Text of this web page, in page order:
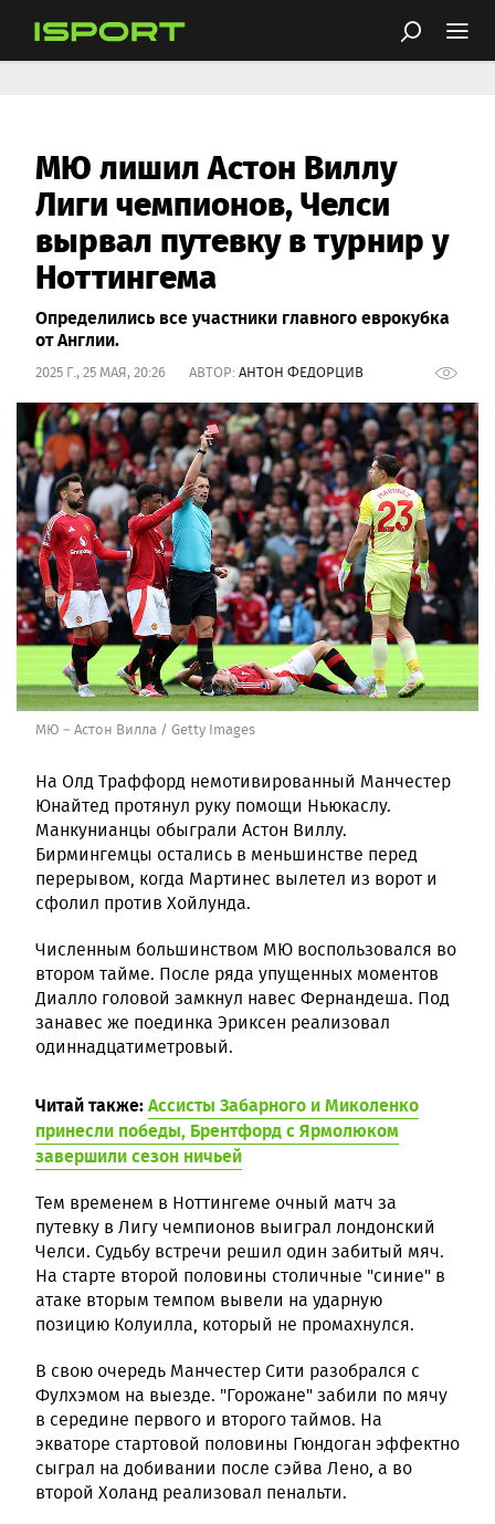
МЮ лишил Астон Виллу
Лиги чемпионов, Челси
вырвал путевку в турнир у
Ноттингема
Определились все участники главного еврокубка
от Англии.
2025 Г., 25 МАЯ, 20:26 АВТОР: АНТОН ФЕДОРЦИВ
МЮ – Астон Вилла / Getty Images
На Олд Траффорд немотивированный Манчестер
Юнайтед протянул руку помощи Ньюкаслу.
Манкунианцы обыграли Астон Виллу.
Бирмингемцы остались в меньшинстве перед
перерывом, когда Мартинес вылетел из ворот и
сфолил против Хойлунда.
Численным большинством МЮ воспользовался во
втором тайме. После ряда упущенных моментов
Диалло головой замкнул навес Фернандеша. Под
занавес же поединка Эриксен реализовал
одиннадцатиметровый.
Читай также:Ассисты Забарного и Миколенко
принесли победы, Брентфорд с Ярмолюком
завершили сезон ничьей
Тем временем в Ноттингеме очный матч за
путевку в Лигу чемпионов выиграл лондонский
Челси. Судьбу встречи решил один забитый мяч.
На старте второй половины столичные "синие" в
атаке вторым темпом вывели на ударную
позицию Колуилла, который не промахнулся.
В свою очередь Манчестер Сити разобрался с
Фулхэмом на выезде. "Горожане" забили по мячу
в середине первого и второго таймов. На
экваторе стартовой половины Гюндоган эффектно
сыграл на добивании после сэйва Лено, а во
второй Холанд реализовал пенальти.